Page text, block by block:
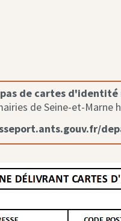
de cartes d'identité
de Seine-et-Marne